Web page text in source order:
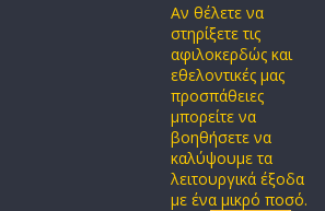
Αν θέλετε να
στηρίξετε τις
αφιλοκερδώς και
εθελοντικές μας
προσπάθειες
μπορείτε να
βοηθήσετε να
καλύψουμε τα
λειτουργικά έξοδα
με ένα μικρό ποσό.